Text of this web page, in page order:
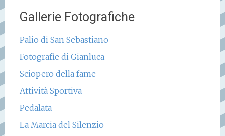
Gallerie Fotografiche
Palio di San Sebastiano
Fotografie di Gianluca
Sciopero della fame
Attività Sportiva
Pedalata
La Marcia del Silenzio